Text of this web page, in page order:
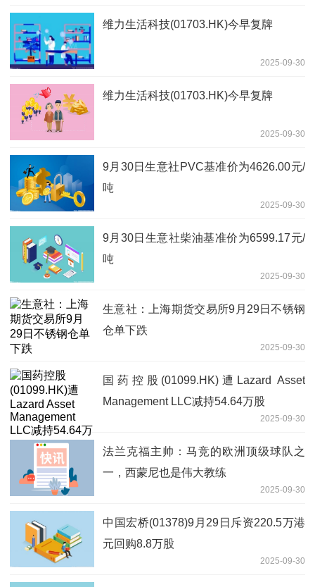
维力生活科技(01703.HK)今早复牌
2025-09-30
维力生活科技(01703.HK)今早复牌
2025-09-30
9月30日生意社PVC基准价为4626.00元/
吨
2025-09-30
9月30日生意社柴油基准价为6599.17元/
吨
2025-09-30
生意社：上海期货交易所9月29日不锈钢
仓单下跌
2025-09-30
国药控股(01099.HK)遭Lazard Asset
Management LLC减持54.64万股
2025-09-30
法兰克福主帅：马竞的欧洲顶级球队之
一，西蒙尼也是伟大教练
2025-09-30
中国宏桥(01378)9月29日斥资220.5万港
元回购8.8万股
2025-09-30